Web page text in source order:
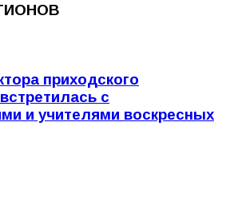
приходского
с
и учителями воскресных